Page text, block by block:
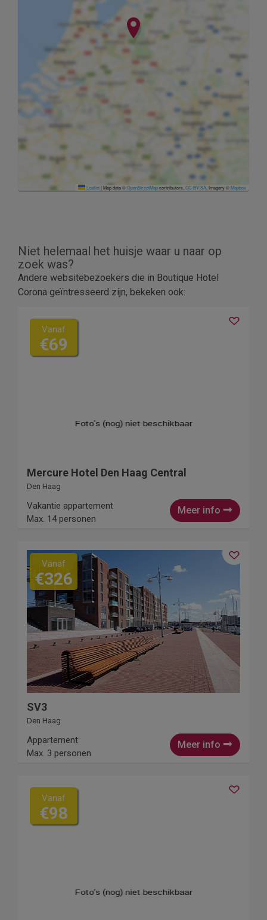
Leaflet| Map data ©OpenStreetMapcontributors, CC-BY-SA , Imagery ©Mapbox
Niet helemaal het huisje waar u naar op
zoek was?
Andere websitebezoekers die in Boutique Hotel
Corona geïntresseerd zijn, bekeken ook:
Vanaf
€69
Mercure Hotel Den Haag Central
Den Haag
Meer info
Vakantie appartement
Max. 14 personen
Vanaf
€326
SV3
Den Haag
Meer info
Appartement
Max. 3 personen
Vanaf
€98